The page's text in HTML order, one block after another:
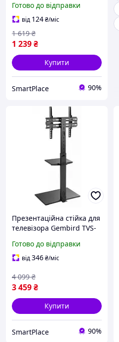
Готово до відправки
від 124₴/міс
1 239₴
1 619 ₴
Купити
SmartPlace 90%
Презентаційна стійка для
телевізора Gembird TVS-
Готово до відправки
від346₴/міс
3 459₴
4 099 ₴
Купити
SmartPlace 90%